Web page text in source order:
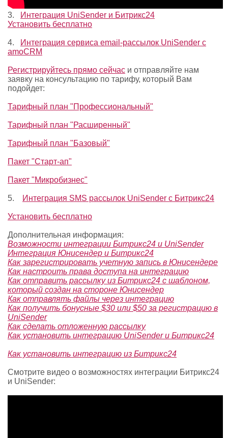
3.
Интеграция UniSender и Битрикс24
Установить бесплатно
4.
Интеграция сервиса email-рассылок UniSender с
amoCRM
Регистрируйтесь прямо сейчас и отправляйте нам
заявку на консультацию по тарифу, который Вам
подойдет:
Тарифный план "Профессиональный"
Тарифный план "Расширенный"
Тарифный план "Базовый"
Пакет "Старт-ап"
Пакет "Микробизнес"
5. Интеграция SMS рассылок UniSender с Битрикс24
Установить бесплатно
Дополнительная информация:
Возможности интеграции Битрикс24 и UniSender
Интеграция Юнисендер и Битрикс24
Как зарегистрировать учетную запись в Юнисендере
Как настроить права доступа на интеграцию
Как отправить рассылку из Битрикс24 с шаблоном,
который создан на стороне Юнисендер
Как отправлять файлы через интеграцию
Как получить бонусные $30 или $50 за регистрацию в
UniSender
Как сделать отложенную рассылку
Как установить интеграцию UniSender и Битрикс24
Как установить интеграцию из Битрикс24
Смотрите видео о возможностях интеграции Битрикс24
и UniSender: